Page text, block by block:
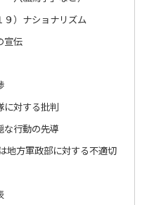
）ナショナリズム
宣伝
対する批判
行動の先導
地方軍政部に対する不適切